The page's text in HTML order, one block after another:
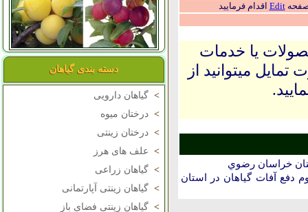
دسته بندی گیاهان
> گیاهان دارویی
> درختان میوه
> درختان زینتی
> علف های هرز
> گیاهان زراعی
> گیاهان زینتی آپارتمانی
> گیاهان زینتی فضای باز
صفحهEdit اقدام فرمایید
یا خدمات
میتوانید از
خراسان رضوي
آفات گیاهان در استان